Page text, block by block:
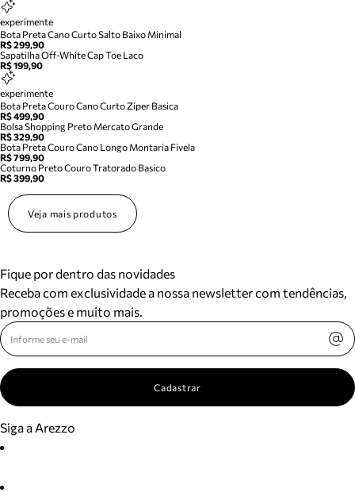
experimente
Bota Preta Cano Curto Salto Baixo Minimal
R$ 299,90
Sapatilha Off-White Cap Toe Laco
R$ 199,90
experimente
Bota Preta Couro Cano Curto Ziper Basica
R$ 499,90
Bolsa Shopping Preto Mercato Grande
R$ 329,90
Bota Preta Couro Cano Longo Montaria Fivela
R$ 799,90
Coturno Preto Couro Tratorado Basico
R$ 399,90
Veja mais produtos
Fique por dentro das novidades
Receba com exclusividade a nossa newsletter com tendências,
promoções e muito mais.
Cadastrar
Siga a Arezzo